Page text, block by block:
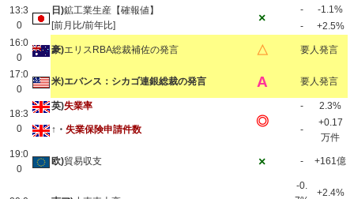
13:3
0
日)鉱工業生産【確報値】
[前月比/前年比]
×
-
-1.1%
-
+2.5%
16:0
0
豪)エリスRBA総裁補佐の発言 △ 要人発言
17:0
0
米)エバンス：シカゴ連銀総裁の発言 A 要人発言
18:3
0
英)失業率
◎
- 2.3%
↑・ 失業保険申請件数 -
+0.17
万件
19:0
0
欧)貿易収支 × - +161億
-0.
+2.4%